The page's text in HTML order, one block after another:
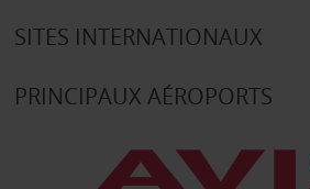
SITES INTERNATIONAUX
PRINCIPAUX AÉROPORTS